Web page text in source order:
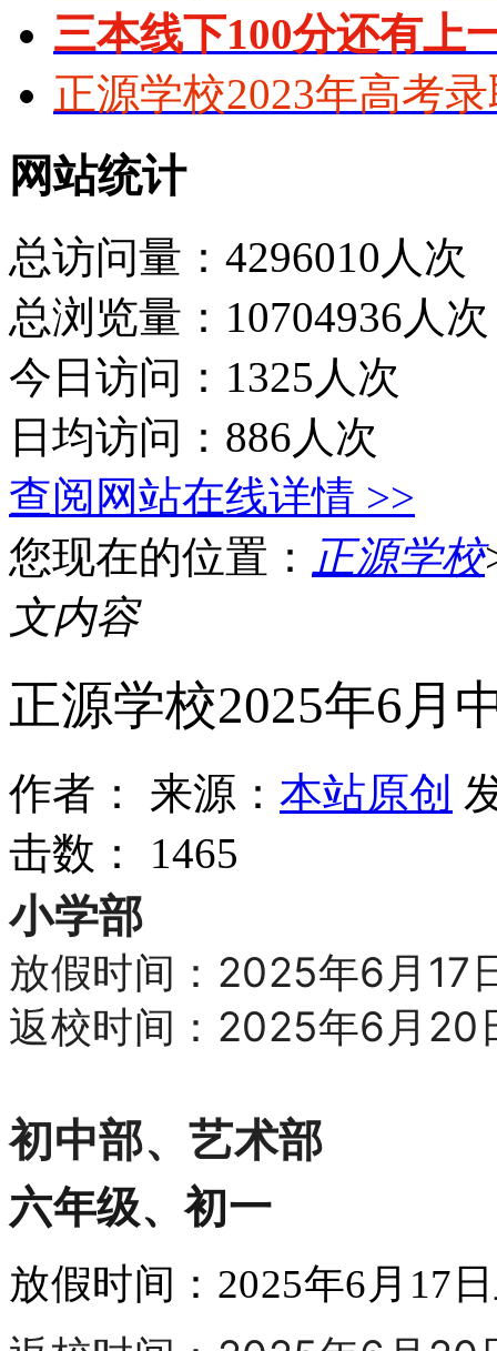
三本线下100分还有上
正源学校2023年高考
网站统计
总访问量：4296010人次
总浏览量：10704936人次
今日访问：1325人次
日均访问：886人次
查阅网站在线详情 >>
您现在的位置： 正源学校
文内容
正源学校2025年6月
作者： 来源： 本站原创
击数： 1465
小学部
放假时间：2025年6月17
返校时间：2025年6月20
初中部、艺术部
六年级、初一
放假时间：2025年6月17